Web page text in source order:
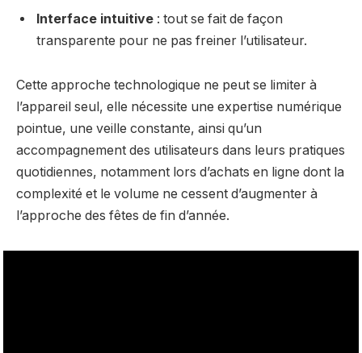
Interface intuitive : tout se fait de façon
transparente pour ne pas freiner l’utilisateur.
Cette approche technologique ne peut se limiter à
l’appareil seul, elle nécessite une expertise numérique
pointue, une veille constante, ainsi qu’un
accompagnement des utilisateurs dans leurs pratiques
quotidiennes, notamment lors d’achats en ligne dont la
complexité et le volume ne cessent d’augmenter à
l’approche des fêtes de fin d’année.